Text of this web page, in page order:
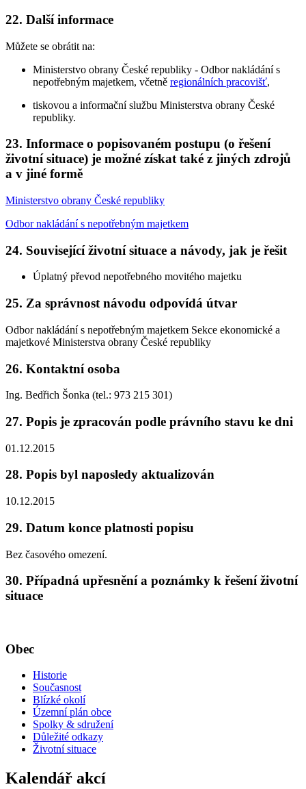
22. Další informace
Můžete se obrátit na:
Ministerstvo obrany České republiky - Odbor nakládání s
nepotřebným majetkem, včetně regionálních pracovišť,
tiskovou a informační službu Ministerstva obrany České
republiky.
23. Informace o popisovaném postupu (o řešení
životní situace) je možné získat také z jiných zdrojů
a v jiné formě
Ministerstvo obrany České republiky
Odbor nakládání s nepotřebným majetkem
24. Související životní situace a návody, jak je řešit
Úplatný převod nepotřebného movitého majetku
25. Za správnost návodu odpovídá útvar
Odbor nakládání s nepotřebným majetkem Sekce ekonomické a
majetkové Ministerstva obrany České republiky
26. Kontaktní osoba
Ing. Bedřich Šonka (tel.: 973 215 301)
27. Popis je zpracován podle právního stavu ke dni
01.12.2015
28. Popis byl naposledy aktualizován
10.12.2015
29. Datum konce platnosti popisu
Bez časového omezení.
30. Případná upřesnění a poznámky k řešení životní
situace
Obec
Historie
Současnost
Blízké okolí
Územní plán obce
Spolky & sdružení
Důležité odkazy
Životní situace
Kalendář akcí